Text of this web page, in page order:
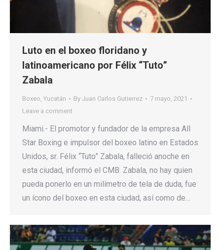
Luto en el boxeo floridano y
latinoamericano por Félix “Tuto”
Zabala
Boxeo, Yucatán By Juan Carlos Gutierrez
7 mayo, 2021
Leave a comment
Miami.- El promotor y fundador de la empresa All
Star Boxing e impulsor del boxeo latino en Estados
Unidos, sr. Félix “Tuto” Zabala, falleció anoche en
esta ciudad, informó el CMB. Zabala, no hay quien
pueda ponerlo en un milímetro de tela de duda, fue
un ícono del boxeo en esta ciudad, así como de…